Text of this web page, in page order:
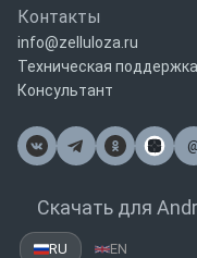
Контакты
info@zelluloza.ru
Техническая поддержка
Консультант
Скачать для
RU EN